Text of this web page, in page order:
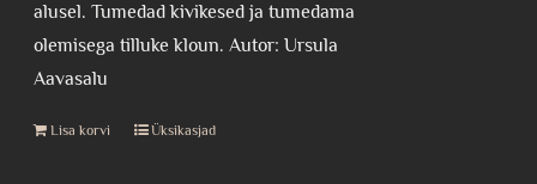
alusel. Tumedad kivikesed ja tumedama
olemisega tilluke kloun. Autor: Ursula
Aavasalu
Lisa korvi Üksikasjad